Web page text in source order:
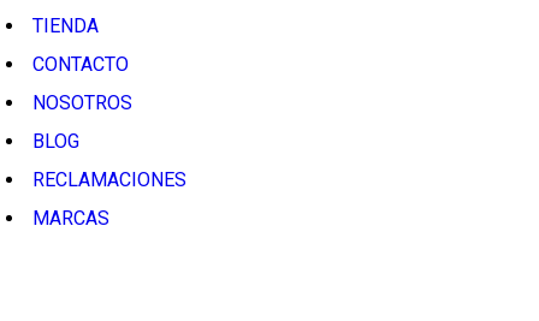
TIENDA
CONTACTO
NOSOTROS
BLOG
RECLAMACIONES
MARCAS